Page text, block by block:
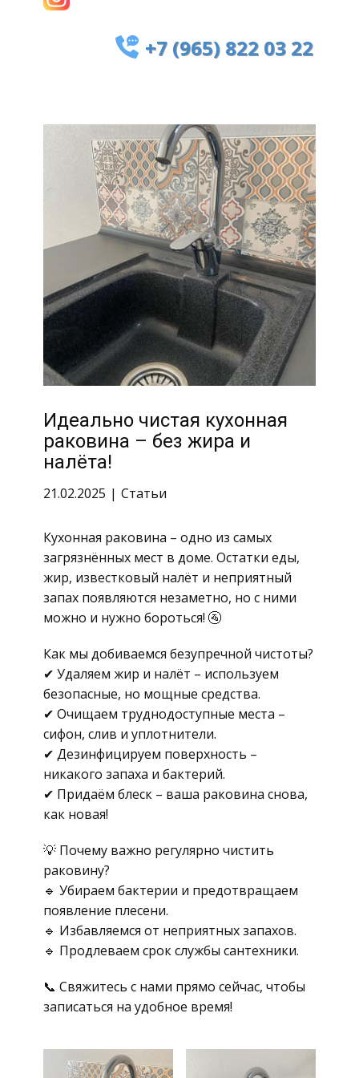
+7 (965) 822 03 22
Идеально чистая кухонная
раковина – без жира и
налёта!
21.02.2025 Статьи
Кухонная раковина – одно из самых
загрязнённых мест в доме. Остатки еды,
жир, известковый налёт и неприятный
запах появляются незаметно, но с ними
можно и нужно бороться! 🚰
Как мы добиваемся безупречной чистоты?
✔ Удаляем жир и налёт – используем
безопасные, но мощные средства.
✔ Очищаем труднодоступные места –
сифон, слив и уплотнители.
✔ Дезинфицируем поверхность –
никакого запаха и бактерий.
✔ Придаём блеск – ваша раковина снова,
как новая!
💡 Почему важно регулярно чистить
раковину?
🔹 Убираем бактерии и предотвращаем
появление плесени.
🔹 Избавляемся от неприятных запахов.
🔹 Продлеваем срок службы сантехники.
📞 Свяжитесь с нами прямо сейчас, чтобы
записаться на удобное время!